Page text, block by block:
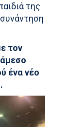
της
τον
ένα νέο